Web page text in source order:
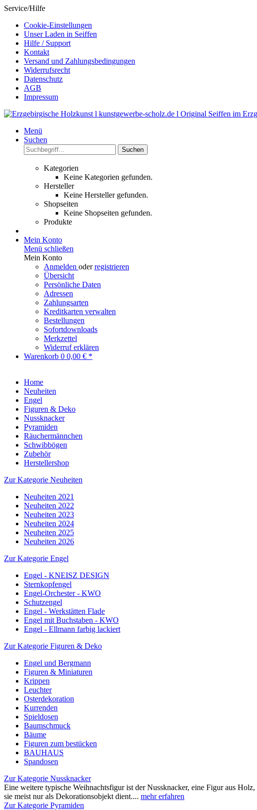
Service/Hilfe
Cookie-Einstellungen
Unser Laden in Seiffen
Hilfe / Support
Kontakt
Versand und Zahlungsbedingungen
Widerrufsrecht
Datenschutz
AGB
Impressum
Menü
Suchen
Suchen
Kategorien
Keine Kategorien gefunden.
Hersteller
Keine Hersteller gefunden.
Shopseiten
Keine Shopseiten gefunden.
Produkte
Mein Konto
Menü schließen
Mein Konto
Anmelden oderregistrieren
Übersicht
Persönliche Daten
Adressen
Zahlungsarten
Kreditkarten verwalten
Bestellungen
Sofortdownloads
Merkzettel
Widerruf erklären
Warenkorb 0 0,00 € *
Home
Neuheiten
Engel
Figuren & Deko
Nussknacker
Pyramiden
Räuchermännchen
Schwibbögen
Zubehör
Herstellershop
Zur Kategorie Neuheiten
Neuheiten 2021
Neuheiten 2022
Neuheiten 2023
Neuheiten 2024
Neuheiten 2025
Neuheiten 2026
Zur Kategorie Engel
Engel - KNEISZ DESIGN
Sternkopfengel
Engel-Orchester - KWO
Schutzengel
Engel - Werkstätten Flade
Engel mit Buchstaben - KWO
Engel - Ellmann farbig lackiert
Zur Kategorie Figuren & Deko
Engel und Bergmann
Figuren & Miniaturen
Krippen
Leuchter
Osterdekoration
Kurrenden
Spieldosen
Baumschmuck
Bäume
Figuren zum bestücken
BAUHAUS
Spandosen
Zur Kategorie Nussknacker
Eine weitere typische Weihnachtsfigur ist der Nussknacker, eine Figur aus
sie meist nur als Dekorationsobjekt dient.... mehr erfahren
Zur Kategorie Pyramiden